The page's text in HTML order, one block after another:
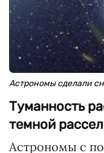
Астрономы сделали
Туманность
темной
Астрономы с